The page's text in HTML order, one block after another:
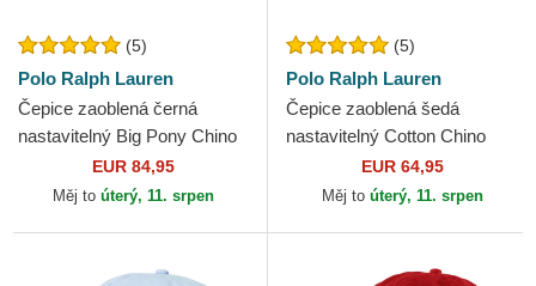
(5)
Polo Ralph Lauren
Čepice zaoblená černá
nastavitelný Big Pony Chino
Classic Sport Polo Ralph
Lauren
EUR 84,95
Měj to úterý, 11. srpen
(5)
Polo Ralph Lauren
Čepice zaoblená šedá
nastavitelný Cotton Chino
Classic Sport Polo Ralph
Lauren
EUR 64,95
Měj to úterý, 11. srpen